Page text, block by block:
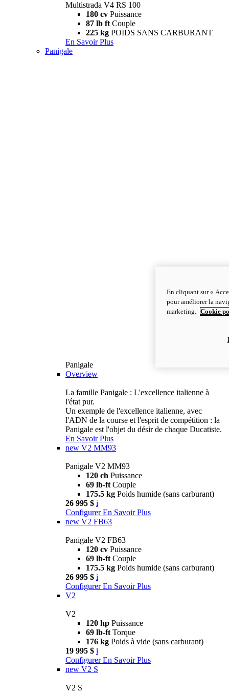
Multistrada V4 RS 100
180 cv Puissance
87 lb ft Couple
225 kg POIDS SANS CARBURANT
En Savoir Plus
Panigale
Panigale
Overview
La famille Panigale : L'excellence italienne à
l'état pur.
Un exemple de l'excellence italienne, avec
l'ADN de la course et l'esprit de compétition : la
Panigale est l'objet du désir de chaque Ducatiste.
En Savoir Plus
new V2 MM93
Panigale V2 MM93
120 ch Puissance
69 lb-ft Couple
175.5 kg Poids humide (sans carburant)
26 995 $ i
Configurer En Savoir Plus
new V2 FB63
Panigale V2 FB63
120 cv Puissance
69 lb-ft Couple
175.5 kg Poids humide (sans carburant)
26 995 $ i
Configurer En Savoir Plus
V2
V2
120 hp Puissance
69 lb-ft Torque
176 kg Poids à vide (sans carburant)
19 995 $ i
Configurer En Savoir Plus
new V2 S
V2 S
En cliquant sur «
pour améliorer la
marketing.
Cookie